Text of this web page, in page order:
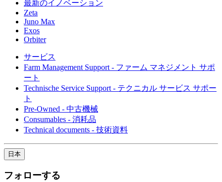
最新のイノベーション
Zeta
Juno Max
Exos
Orbiter
サービス
Farm Management Support - ファーム マネジメント サポ
ート
Technische Service Support - テクニカル サービス サポー
ト
Pre-Owned - 中古機械
Consumables - 消耗品
Technical documents - 技術資料
日本
フォローする